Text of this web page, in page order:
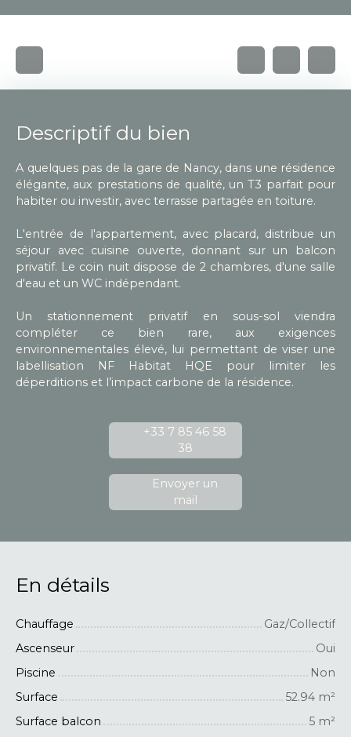
Descriptif du bien
A quelques pas de la gare de Nancy, dans une résidence
élégante, aux prestations de qualité, un T3 parfait pour
habiter ou investir, avec terrasse partagée en toiture.
L'entrée de l'appartement, avec placard, distribue un
séjour avec cuisine ouverte, donnant sur un balcon
privatif. Le coin nuit dispose de 2 chambres, d'une salle
d'eau et un WC indépendant.
Un stationnement privatif en sous-sol viendra
compléter ce bien rare, aux exigences
environnementales élevé, lui permettant de viser une
labellisation NF Habitat HQE pour limiter les
déperditions et l’impact carbone de la résidence.
+33 7 85 46 58
38
Envoyer un
mail
En détails
Chauffage
Gaz/Collectif
Ascenseur
Oui
Piscine
Non
Surface
52.94 m²
Surface balcon
5 m²